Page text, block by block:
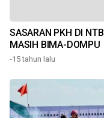
SASARAN PKH DI NTB
MASIH BIMA-DOMPU
-15 tahun lalu